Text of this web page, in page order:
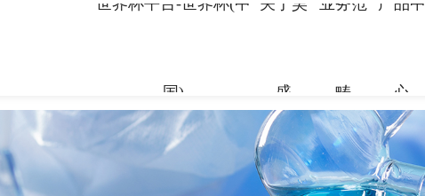
世界杯平台-世界杯(中
国)
关于昊
盛
关于昊盛
打造绿色建材，共筑美好生
业务范
畴
业务范畴
打造绿色建材，共筑美好生
产品中
心
产品中心
打造绿色建材，共筑美好生
科研创新
打造绿色建材，共筑美好生
工程案例
合作伙伴
打造绿色建材，共筑美好生
资讯中心
打造绿色建材，共筑美好生